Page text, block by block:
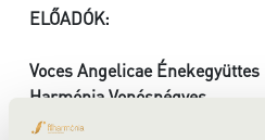
ELŐADÓK:
Voces Angelicae Énekegyüttes
Harmónia Vonósnégyes
Schallinger Foidl Artúr